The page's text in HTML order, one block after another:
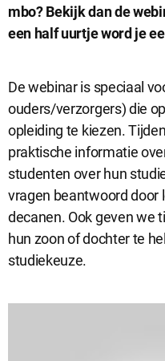
Noodzakelijke
Noodzakelijke cookies zijn
mbo? Bekijk dan de
een half uurtje word je
De webinar is speciaal
ouders/verzorgers) die
opleiding te kiezen.
praktische informatie
studenten over hun
vragen beantwoord door
decanen. Ook geven we
hun zoon of dochter te
studiekeuze.